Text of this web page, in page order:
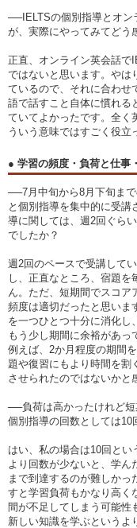
──IELTSの個別指導とオン
が、実際にやってみてどう
正直、オンライン英会話で
ではないと思います。やは
ているので、それに合わせ
語で話すこと自体に慣れる
ていてよかったです。全く
ういう意味ではすごく役立
● 学習の頻度・負荷と仕事
──7月中旬から8月下旬ま
と個別指導を集中的に受
導に関しては、週2回ぐら
でしたか？
週2回のペースで受講して
し、正直なところ、宿題
ん。ただ、短期間でスコア
頻度は適切だったと思いま
を一つひとつ十分に消化し
もう少し期間に余裕があっ
例えば、2か月程度の期間
題や復習にもより時間を割
させられたのではないかと
──負荷は高かったけれど短
個別指導の回数としては10
はい、私の場合は10回と
より回数が少ないと、学ん
まで到達するのが難しか
すと学習負荷もかなり高く
間が不足してしまう可能性
新しい知識を学ぶというよ